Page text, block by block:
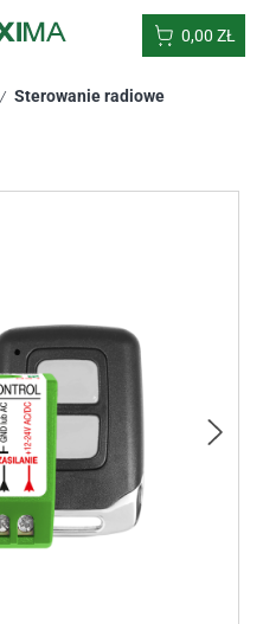
0,00 ZŁ
/ Sterowanie radiowe